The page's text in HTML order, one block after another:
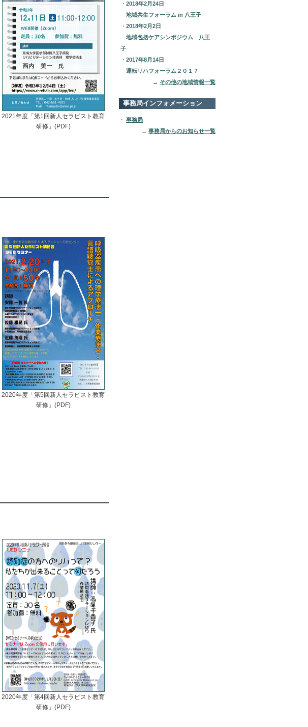
2021年度「第1回新人セラピスト教育
研修」(PDF)
2020年度「第5回新人セラピスト教育
研修」(PDF)
2020年度「第4回新人セラピスト教育
研修」(PDF)
・ 2018年2月24日
地域共生フォーラム in 八王子
・ 2018年2月2日
地域包括ケアシンポジウム 八王
子
・ 2017年8月14日
運転リハフォーラム２０１７
→ その他の地域情報一覧
事務局インフォメーション
・ 事務局
→ 事務局からのお知らせ一覧